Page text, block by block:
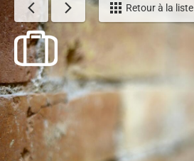
Retour à la liste